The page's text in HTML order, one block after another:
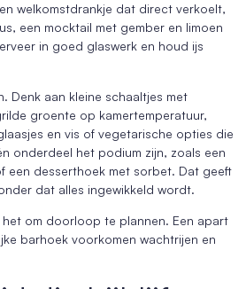
welkomstdrankje dat direct verkoelt,
een mocktail met gember en limoen
in goed glaswerk en houd ijs
Denk aan kleine schaaltjes met
groente op kamertemperatuur,
en vis of vegetarische opties die
onderdeel het podium zijn, zoals een
een desserthoek met sorbet. Dat geeft
dat alles ingewikkeld wordt.
om doorloop te plannen. Een apart
barhoek voorkomen wachtrijen en